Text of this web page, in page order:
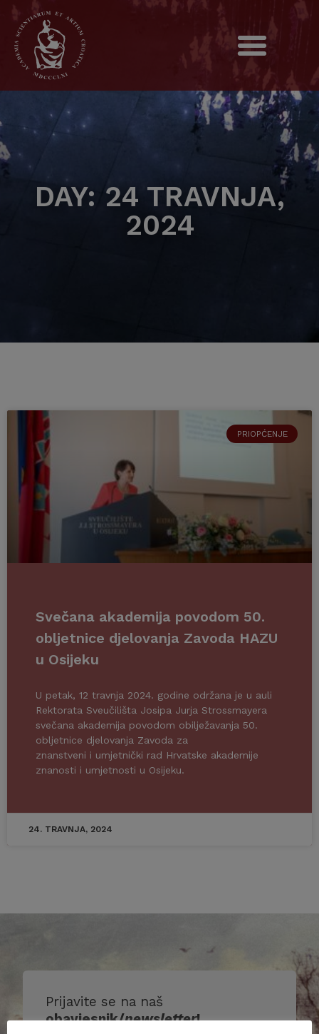
DAY: 24 TRAVNJA,
2024
PRIOPĆENJE
Svečana akademija povodom 50.
obljetnice djelovanja Zavoda HAZU
u Osijeku
U petak, 12 travnja 2024. godine održana je u auli
Rektorata Sveučilišta Josipa Jurja Strossmayera
svečana akademija povodom obilježavanja 50.
obljetnice djelovanja Zavoda za
znanstveni i umjetnički rad Hrvatske akademije
znanosti i umjetnosti u Osijeku.
24. TRAVNJA, 2024
Prijavite se na naš
obavjesnik/newsletter!